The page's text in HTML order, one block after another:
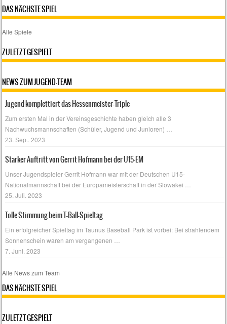
DAS NÄCHSTE SPIEL
Alle Spiele
ZULETZT GESPIELT
NEWS ZUM JUGEND-TEAM
Jugend komplettiert das Hessenmeister-Triple
Zum ersten Mal in der Vereinsgeschichte haben gleich alle 3
Nachwuchsmannschaften (Schüler, Jugend und Junioren)
23. Sep.. 2023
Starker Auftritt von Gerrit Hofmann bei der U15-EM
Unser Jugendspieler Gerrit Hofmann war mit der Deutschen U15-
Nationalmannschaft bei der Europameisterschaft in der Slowakei
25. Juli. 2023
Tolle Stimmung beim T-Ball-Spieltag
Ein erfolgreicher Spieltag im Taunus Baseball Park ist vorbei: Bei strahlendem
Sonnenschein waren am vergangenen
7. Juni. 2023
Alle News zum Team
DAS NÄCHSTE SPIEL
ZULETZT GESPIELT